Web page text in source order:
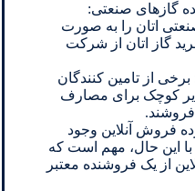
گازهای صنعتی:
اتان را به صورت
گاز اتان از شرکت
از تامین کنندگان
کوچک برای مصارف
فروشند.
فروش آنلاین وجود
با این حال، مهم است که
از یک فروشنده معتبر